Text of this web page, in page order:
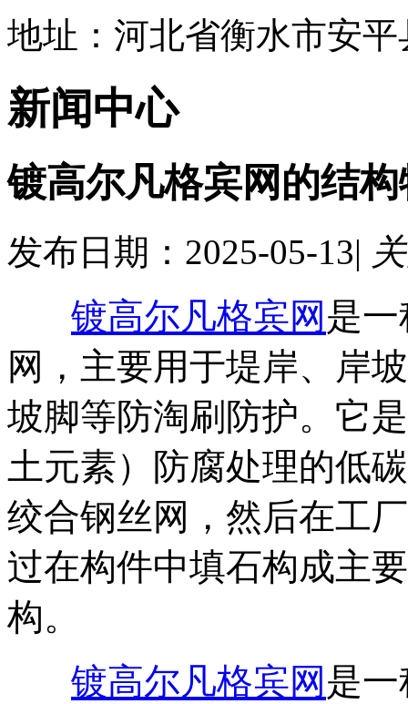
地址：河北省衡水市安
新闻中心
镀高尔凡格宾网的结
发布日期：2025-05-13|
镀高尔凡格宾网 是
网，主要用于堤岸、岸
坡脚等防淘刷防护。它
土元素）防腐处理的低
绞合钢丝网，然后在工
过在构件中填石构成主
构‌。
镀高尔凡格宾网 是